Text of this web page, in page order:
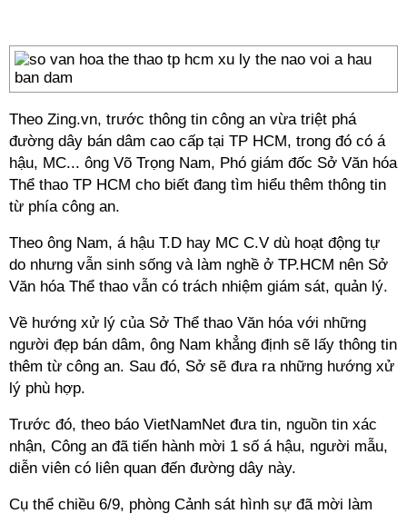
Theo Zing.vn, trước thông tin công an vừa triệt phá
đường dây bán dâm cao cấp tại TP HCM, trong đó có á
hậu, MC... ông Võ Trọng Nam, Phó giám đốc Sở Văn hóa
Thể thao TP HCM cho biết đang tìm hiểu thêm thông tin
từ phía công an.
Theo ông Nam, á hậu T.D hay MC C.V dù hoạt động tự
do nhưng vẫn sinh sống và làm nghề ở TP.HCM nên Sở
Văn hóa Thể thao vẫn có trách nhiệm giám sát, quản lý.
Về hướng xử lý của Sở Thể thao Văn hóa với những
người đẹp bán dâm, ông Nam khẳng định sẽ lấy thông tin
thêm từ công an. Sau đó, Sở sẽ đưa ra những hướng xử
lý phù hợp.
Trước đó, theo báo VietNamNet đưa tin, nguồn tin xác
nhận, Công an đã tiến hành mời 1 số á hậu, người mẫu,
diễn viên có liên quan đến đường dây này.
Cụ thể chiều 6/9, phòng Cảnh sát hình sự đã mời làm